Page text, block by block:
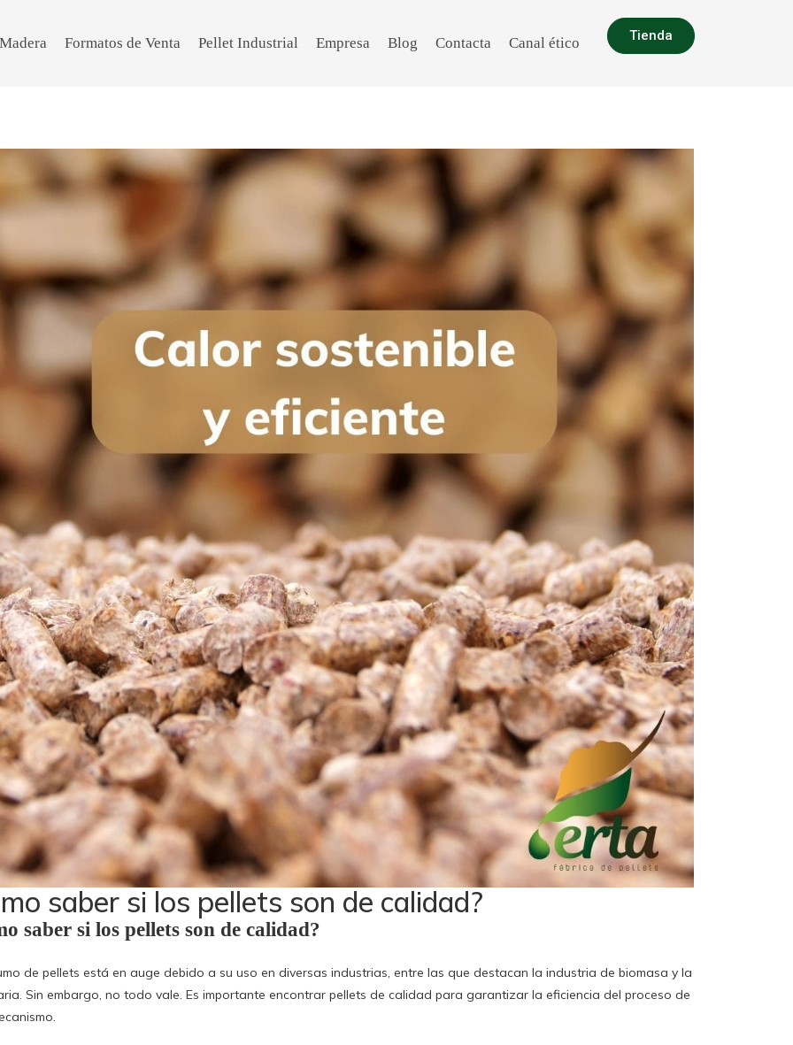
Formatos de Venta Pellet Industrial Empresa Blog Contacta Canal ético Tienda
saber si los pellets son de calidad?
saber si los pellets son de calidad?
de pellets está en auge debido a su uso en diversas industrias, entre las que destacan la industria de biomasa y la
Sin embargo, no todo vale. Es importante encontrar pellets de calidad para garantizar la eficiencia del proceso de